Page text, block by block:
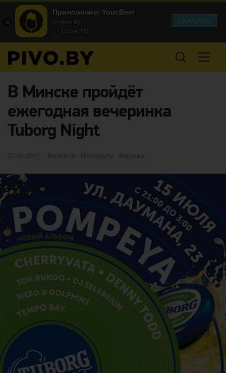
В Минске пройдёт
ежегодная вечеринка
Tuborg Night
Опубликовано
30.06.2017 категории
новости Метки
Беларусь музыка
Приложение: Your.Beer
от pivo.by
БЕСПЛАТНО
СКАЧАТЬ